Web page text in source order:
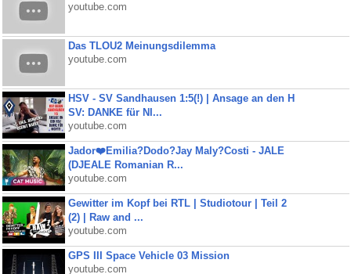
youtube.com
Das TLOU2 Meinungsdilemma
youtube.com
HSV - SV Sandhausen 1:5(!) | Ansage an den H
SV: DANKE für NI...
youtube.com
Jador❤️Emilia?Dodo?Jay Maly?Costi - JALE
(DJEALE Romanian R...
youtube.com
Gewitter im Kopf bei RTL | Studiotour | Teil 2
(2) | Raw and ...
youtube.com
GPS III Space Vehicle 03 Mission
youtube.com